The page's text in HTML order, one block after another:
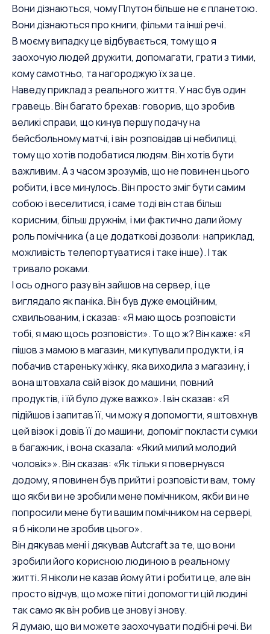
Вони дізнаються, чому Плутон більше не є планетою.
Вони дізнаються про книги, фільми та інші речі.
В моєму випадку це відбувається, тому що я
заохочую людей дружити, допомагати, грати з тими,
кому самотньо, та нагороджую їх за це.
Наведу приклад з реального життя. У нас був один
гравець. Він багато брехав: говорив, що зробив
великі справи, що кинув першу подачу на
бейсбольному матчі, і він розповідав ці небилиці,
тому що хотів подобатися людям. Він хотів бути
важливим. А з часом зрозумів, що не повинен цього
робити, і все минулось. Він просто зміг бути самим
собою і веселитися, і саме тоді він став більш
корисним, більш дружнім, і ми фактично дали йому
роль помічника (а це додаткові дозволи: наприклад,
можливість телепортуватися і таке інше). І так
тривало роками.
І ось одного разу він зайшов на сервер, і це
виглядало як паніка. Він був дуже емоційним,
схвильованим, і сказав: «Я маю щось розповісти
тобі, я маю щось розповісти». То що ж? Він каже: «Я
пішов з мамою в магазин, ми купували продукти, і я
побачив стареньку жінку, яка виходила з магазину, і
вона штовхала свій візок до машини, повний
продуктів, і їй було дуже важко». І він сказав: «Я
підійшов і запитав її, чи можу я допомогти, я штовхнув
цей візок і довів її до машини, допоміг покласти сумки
в багажник, і вона сказала: «Який милий молодий
чоловік»». Він сказав: «Як тільки я повернувся
додому, я повинен був прийти і розповісти вам, тому
що якби ви не зробили мене помічником, якби ви не
попросили мене бути вашим помічником на сервері,
я б ніколи не зробив цього».
Він дякував мені і дякував Autcraft за те, що вони
зробили його корисною людиною в реальному
житті. Я ніколи не казав йому йти і робити це, але він
просто відчув, що може піти і допомогти цій людині
так само як він робив це знову і знову.
Я думаю, що ви можете заохочувати подібні речі. Ви